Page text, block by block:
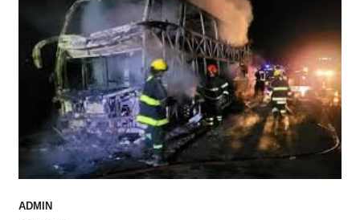
ADMIN